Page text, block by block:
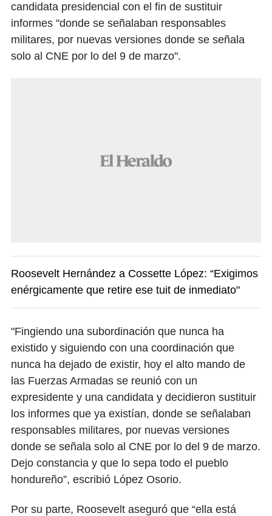
candidata presidencial con el fin de sustituir
informes "donde se señalaban responsables
militares, por nuevas versiones donde se señala
solo al CNE por lo del 9 de marzo".
Roosevelt Hernández a Cossette López: “Exigimos
enérgicamente que retire ese tuit de inmediato"
"Fingiendo una subordinación que nunca ha
existido y siguiendo con una coordinación que
nunca ha dejado de existir, hoy el alto mando de
las Fuerzas Armadas se reunió con un
expresidente y una candidata y decidieron sustituir
los informes que ya existían, donde se señalaban
responsables militares, por nuevas versiones
donde se señala solo al CNE por lo del 9 de marzo.
Dejo constancia y que lo sepa todo el pueblo
hondureño”, escribió López Osorio.
Por su parte, Roosevelt aseguró que “ella está